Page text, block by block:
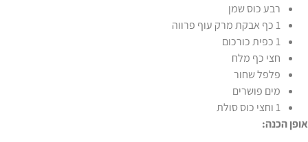
רבע כוס שמן
1 כף אבקת מרק עוף פרווה
1 כפית כורכום
חצי כף מלח
פלפל שחור
מים פושרים
1 וחצי כוס סולת
אופן הכנה: